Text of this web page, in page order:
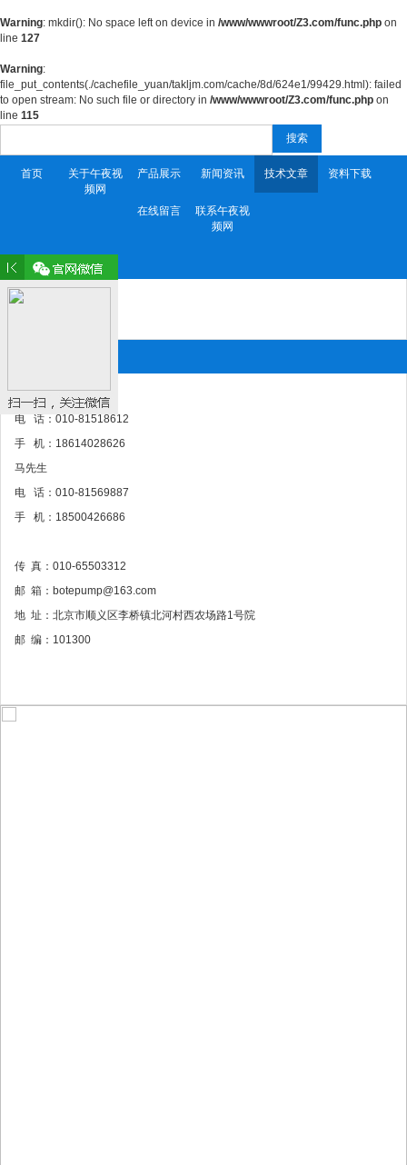
Warning: mkdir(): No space left on device in /www/wwwroot/Z3.com/func.php on
line 127
Warning:
file_put_contents(./cachefile_yuan/takljm.com/cache/8d/624e1/99429.html): failed
to open stream: No such file or directory in /www/wwwroot/Z3.com/func.php on
line 115
搜索
首页
关于午夜视
频网
产品展示 新闻资讯 技术文章 资料下载
在线留言
联系午夜视
频网
产品目录 Product
午夜影院网站
段先生
电 话：010-81518612
手 机：18614028626
马先生
电 话：010-81569887
手 机：18500426686
传 真：010-65503312
邮 箱：botepump@163.com
地 址：北京市顺义区李桥镇北河村西农场路1号院
邮 编：101300